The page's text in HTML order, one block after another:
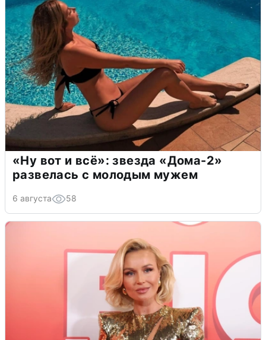
«Ну вот и всё»: звезда «Дома-2»
развелась с молодым мужем
6 августа 58